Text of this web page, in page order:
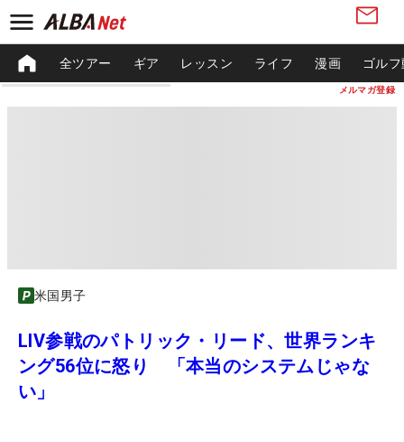
メルマガ登録
全ツアー ギア レッスン ライフ 漫画 ゴル
米国男子
LIV参戦のパトリック・リード、世界ランキ
ング56位に怒り 「本当のシステムじゃな
い」